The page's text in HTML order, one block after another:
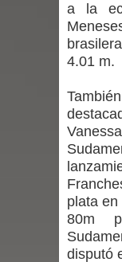
a la
4.01 m.
plata
80m
disputó